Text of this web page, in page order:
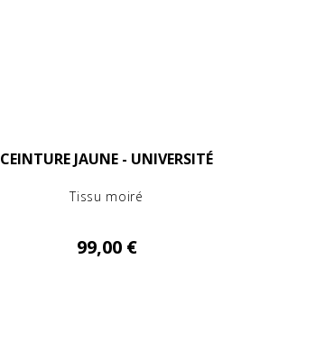
CEINTURE JAUNE - UNIVERSITÉ
Tissu moiré
99,00 €